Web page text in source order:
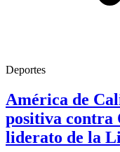
Deportes
América de
positiva contra
liderato de la